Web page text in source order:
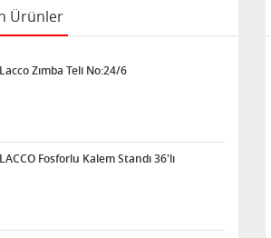
Ürünler
Lacco Zımba Teli No:24/6
LACCO Fosforlu Kalem Standı 36'lı